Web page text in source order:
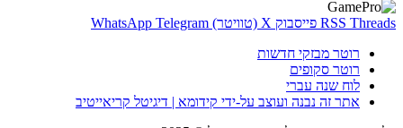
RSS Threads פייסבוק X (טוויטר) WhatsApp Telegram
רוטר מבזקי חדשות
רוטר סקופים
לוח שנה עברי
אתר זה נבנה ועוצב על-ידי קידומא | דיגיטל קריאייטיב